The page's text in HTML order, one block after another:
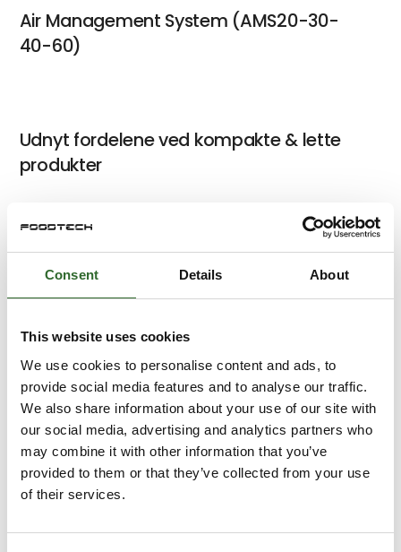
Consent Details About
This website uses cookies
We use cookies to personalise content and ads, to
provide social media features and to analyse our traffic.
We also share information about your use of our site with
our social media, advertising and analytics partners who
may combine it with other information that you’ve
provided to them or that they’ve collected from your use
of their services.
Air Management System (AMS20-30-
40-60)
Udnyt fordelene ved kompakte & lette
produkter
Integreret kontroller og nem
programmering med SMC's nye
Ny kondensationssensor PSH-serien
Nye elektriske aktuatorer - Designet til